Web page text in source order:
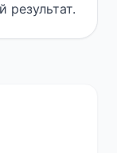
результат.